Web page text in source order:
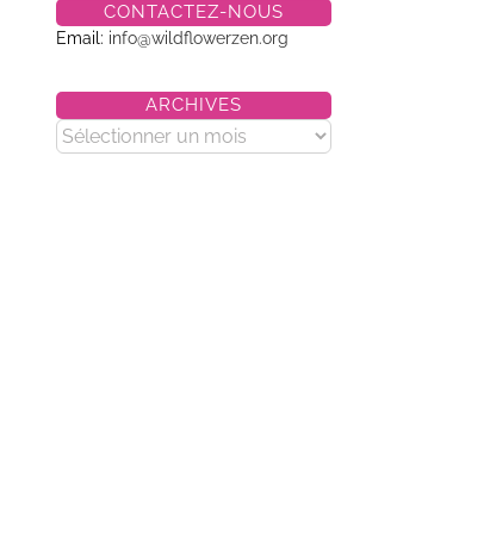
CONTACTEZ-NOUS
Email: info@wildflowerzen.org
ARCHIVES
Archives